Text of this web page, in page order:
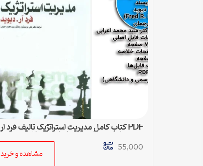
PDF کتاب کامل مدیریت استراتژیک تالیف فرد ار
دیوید با ترجمه پارسیان و اعرابی + خلاصه
55,000
مشاهده و خرید